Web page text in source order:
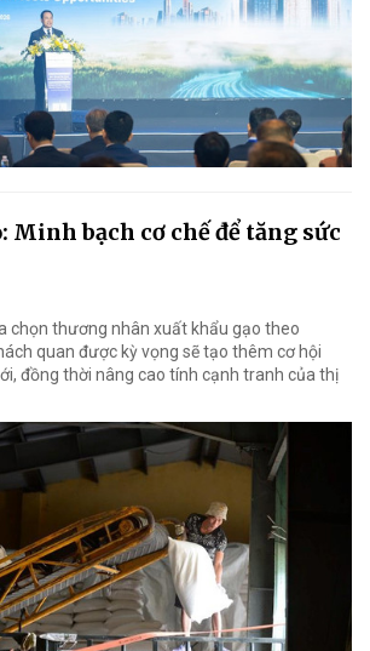
Minh bạch cơ chế để tăng sức
chọn thương nhân xuất khẩu gạo theo
quan được kỳ vọng sẽ tạo thêm cơ hội
đồng thời nâng cao tính cạnh tranh của thị